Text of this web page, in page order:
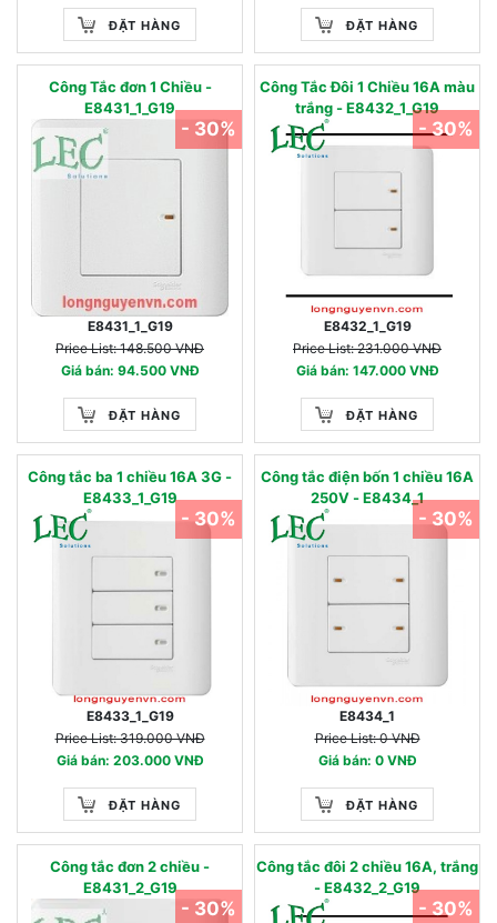
ĐẶT HÀNG ĐẶT HÀNG
Công Tắc đơn 1 Chiều -
E8431_1_G19
E8431_1_G19
Price List: 148.500 VNĐ
Giá bán: 94.500 VNĐ
ĐẶT HÀNG
- 30%
Công Tắc Đôi 1 Chiều 16A màu
trắng - E8432_1_G19
E8432_1_G19
Price List: 231.000 VNĐ
Giá bán: 147.000 VNĐ
ĐẶT HÀNG
- 30%
Công tắc ba 1 chiều 16A 3G -
E8433_1_G19
E8433_1_G19
Price List: 319.000 VNĐ
Giá bán: 203.000 VNĐ
ĐẶT HÀNG
- 30%
Công tắc điện bốn 1 chiều 16A
250V - E8434_1
E8434_1
Price List: 0 VNĐ
Giá bán: 0 VNĐ
ĐẶT HÀNG
- 30%
Công tắc đơn 2 chiều -
E8431_2_G19
- 30%
Công tắc đôi 2 chiều 16A, trắng
- E8432_2_G19
- 30%